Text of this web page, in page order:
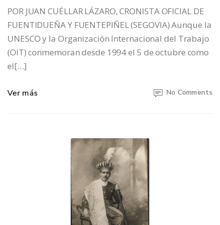
POR JUAN CUÉLLAR LÁZARO, CRONISTA OFICIAL DE
FUENTIDUEÑA Y FUENTEPIÑEL (SEGOVIA) Aunque la
UNESCO y la Organización Internacional del Trabajo
(OIT) conmemoran desde 1994 el 5 de octubre como
el[…]
Ver más No Comments